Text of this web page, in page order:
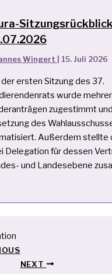
Wingert 15. Juli 2026
ersten Sitzung des 37.
wurde
zugestimmt
des
Außerdem stellte
Delegation für dessen
und Landesebene
NEXT